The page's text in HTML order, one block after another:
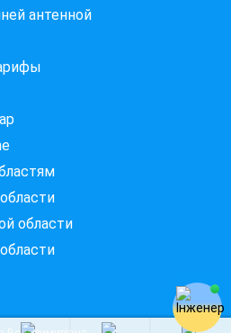
антенной
области
працюють
адресою?
інтернету за 30 секунд
в базі
будинку
ПРОВАЙДЕРІВ